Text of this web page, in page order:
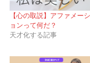
【心の取説】アファメーシ
ョンって何だ？
天才化する記事